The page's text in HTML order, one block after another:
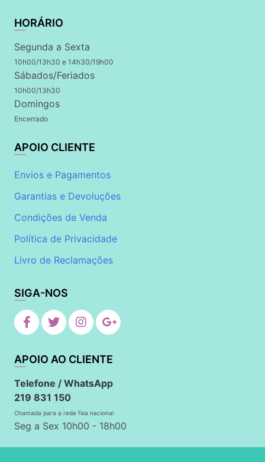
HORÁRIO
Segunda a Sexta
10h00/13h30 e 14h30/19h00
Sábados/Feriados
10h00/13h30
Domingos
Encerrado
APOIO CLIENTE
Envios e Pagamentos
Garantias e Devoluções
Condições de Venda
Política de Privacidade
Livro de Reclamações
SIGA-NOS
APOIO AO CLIENTE
Telefone / WhatsApp
219 831 150
Chamada para a rede fixa nacional
Seg a Sex 10h00 - 18h00